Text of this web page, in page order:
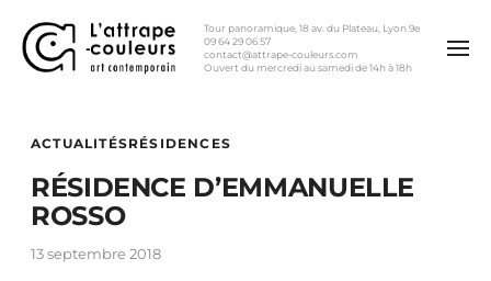
Tour panoramique, 18 av. du Plateau, Lyon 9e
09 64 29 06 57
contact@attrape-couleurs.com
Ouvert du mercredi au samedi de 14h à 18h
ACTUALITÉSRÉSIDENCES
RÉSIDENCE D’EMMANUELLE
ROSSO
13 septembre 2018